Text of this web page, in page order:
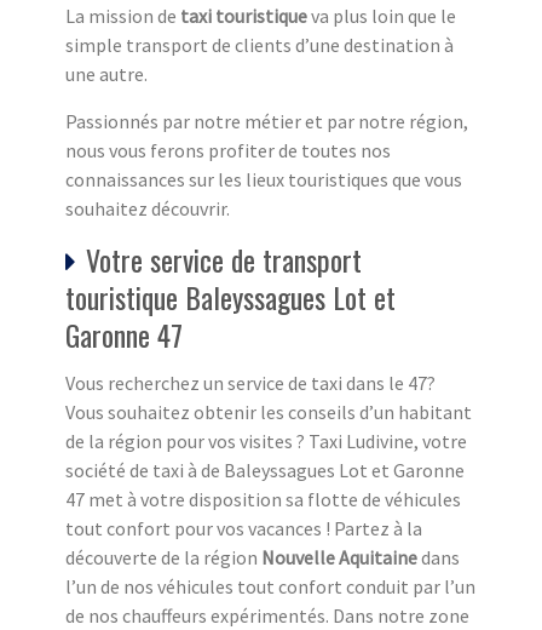
La mission de taxi touristiqueva plus loin que le
simple transport de clients d’une destination à
une autre.
Passionnés par notre métier et par notre région,
nous vous ferons profiter de toutes nos
connaissances sur les lieux touristiques que vous
souhaitez découvrir.
Votre service de transport
touristique Baleyssagues Lot et
Garonne 47
Vous recherchez un service de taxi dans le 47?
Vous souhaitez obtenir les conseils d’un habitant
de la région pour vos visites ? Taxi Ludivine, votre
société de taxi à de Baleyssagues Lot et Garonne
47 met à votre disposition sa flotte de véhicules
tout confort pour vos vacances ! Partez à la
découverte de la région Nouvelle Aquitainedans
l’un de nos véhicules tout confort conduit par l’un
de nos chauffeurs expérimentés. Dans notre zone